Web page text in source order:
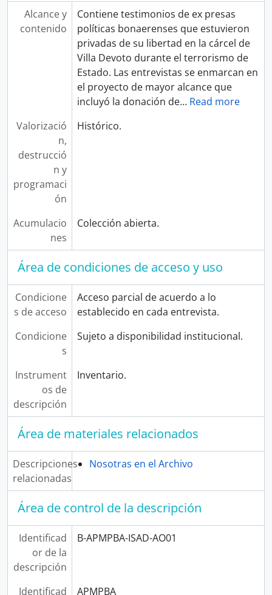
Alcance y
contenido
Contiene testimonios de ex presas
políticas bonaerenses que estuvieron
privadas de su libertad en la cárcel de
Villa Devoto durante el terrorismo de
Estado. Las entrevistas se enmarcan en
el proyecto de mayor alcance que
incluyó la donación de… Read more
Valorizació
n,
destrucció
n y
programaci
ón
Histórico.
Acumulacio
nes
Colección abierta.
Área de condiciones de acceso y uso
Condicione
s de acceso
Acceso parcial de acuerdo a lo
establecido en cada entrevista.
Condicione
s
Sujeto a disponibilidad institucional.
Instrument
os de
descripción
Inventario.
Área de materiales relacionados
Descripciones
relacionadas
Nosotras en el Archivo
Área de control de la descripción
Identificad
or de la
descripción
B-APMPBA-ISAD-AO01
Identificad
APMPBA